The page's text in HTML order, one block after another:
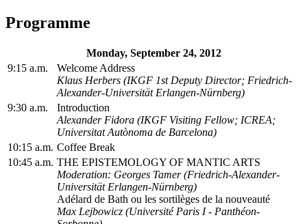
Programme
Monday, September 24, 2012
9:15 a.m.
Welcome Address
Klaus Herbers (IKGF 1st Deputy Director; Friedrich-
Alexander-Universität Erlangen-Nürnberg)
9:30 a.m.
Introduction
Alexander Fidora (IKGF Visiting Fellow; ICREA;
Universitat Autònoma de Barcelona)
10:15 a.m. Coffee Break
10:45 a.m. THE EPISTEMOLOGY OF MANTIC ARTS
Moderation: Georges Tamer (Friedrich-Alexander-
Universität Erlangen-Nürnberg)
Adélard de Bath ou les sortilèges de la nouveauté
Max Lejbowicz (Université Paris I - Panthéon-